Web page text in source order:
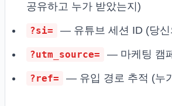
공유하고 누가 받았는지)
?si= — 유튜브 세션 ID (당신
?utm_source= — 마케팅 캠
?ref= — 유입 경로 추적 (누